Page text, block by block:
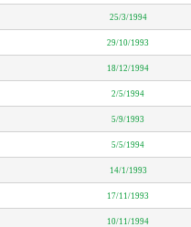
25/3/1994
29/10/1993
18/12/1994
2/5/1994
5/9/1993
5/5/1994
14/1/1993
17/11/1993
10/11/1994